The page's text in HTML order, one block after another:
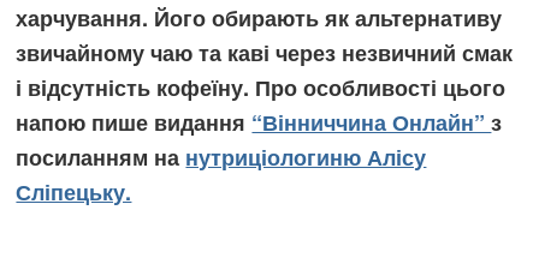
харчування. Його обирають як альтернативу
звичайному чаю та каві через незвичний смак
і відсутність кофеїну. Про особливості цього
напою пише видання “Вінниччина Онлайн”з
посиланням на нутриціологиню Алісу
Сліпецьку.